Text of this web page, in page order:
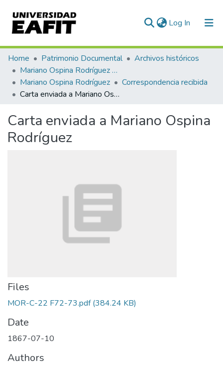
Log In (current)
Communities & Collections
All of DSpace
Statistics
Home Patrimonio Documental
Archivos históricos
Mariano Ospina Rodríguez (1826 -1912)
Mariano Ospina Rodríguez
Correspondencia recibida
Carta enviada a Mariano Ospina Rodríguez
Carta enviada a Mariano Ospina
Rodríguez
Files
MOR-C-22 F72-73.pdf(384.24 KB)
Date
1867-07-10
Authors